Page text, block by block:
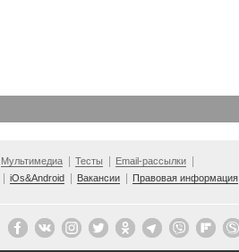
Мультимедиа Тесты
Email-рассылки
iOs&Android Вакансии Правовая информация